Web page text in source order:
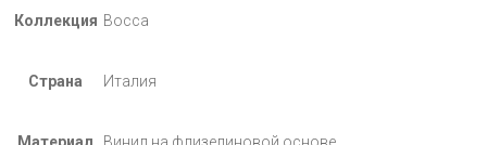
Коллекция Bocca
Страна Италия